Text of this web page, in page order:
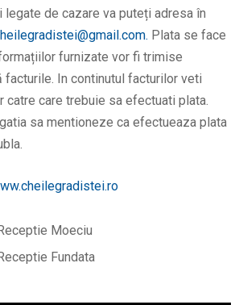
legate de cazare va puteți adresa în
Plata se face
furnizate vor fi trimise
facturile. In continutul facturilor veti
catre care trebuie sa efectuati plata.
sa mentioneze ca efectueaza plata
Moeciu
Fundata